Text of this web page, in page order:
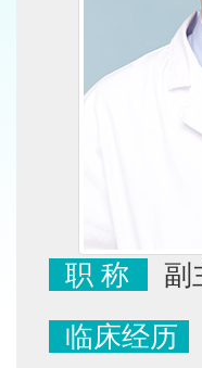
职 称
副
临床经历